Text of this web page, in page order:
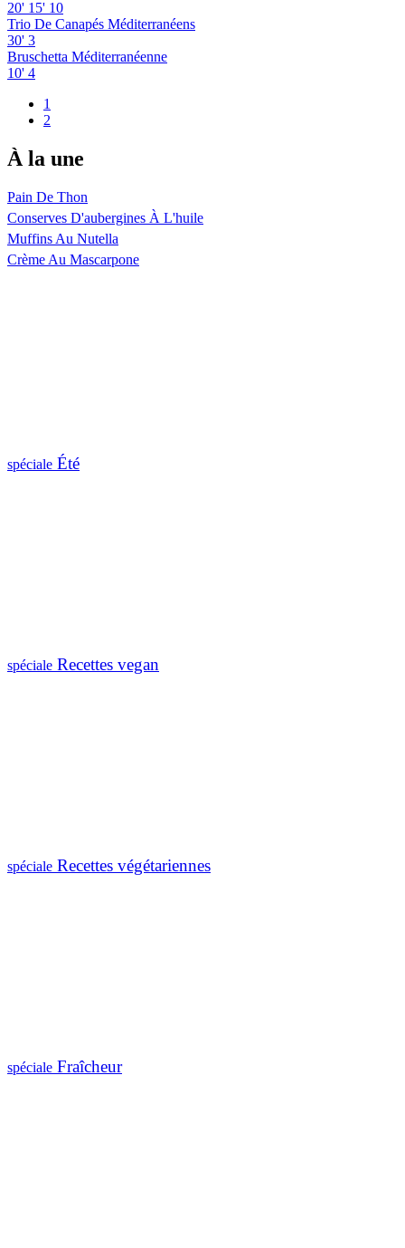
20' 15' 10
Trio De Canapés Méditerranéens
30' 3
Bruschetta Méditerranéenne
10' 4
1
2
À la une
Pain De Thon
Conserves D'aubergines À L'huile
Muffins Au Nutella
Crème Au Mascarpone
spéciale Été
spéciale Recettes vegan
spéciale Recettes végétariennes
spéciale Fraîcheur